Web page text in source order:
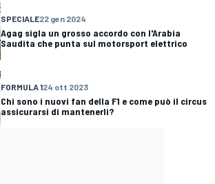
SPECIALE22 gen 2024
Agag sigla un grosso accordo con l'Arabia
Saudita che punta sul motorsport elettrico
FORMULA 124 ott 2023
Chi sono i nuovi fan della F1 e come può il circus
assicurarsi di mantenerli?